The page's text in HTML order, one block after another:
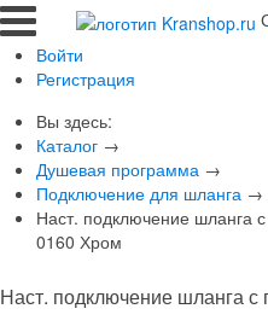
Войти
Регистрация
Вы здесь:
Каталог →
Душевая программа →
Подключение для шланга →
Наст. подключение шланга
0160 Хром
Наст. подключение шланга